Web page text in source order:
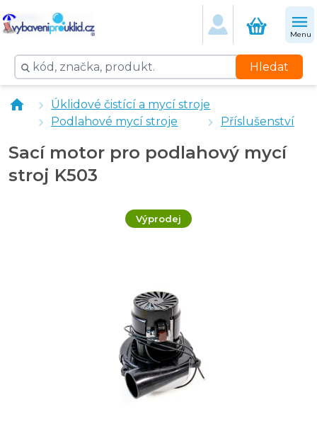
Menu
Hledat
vybaveniprouklid.cz Držák padu pro podlahový mycí
Přední guma pro sací lištu pro podlahový mycí stroj
Zadní guma pro sací lištu pro podlahový mycí stroj
Úklidové čistící a mycí stroje
Podlahové mycí stroje
Příslušenství
Sací motor pro podlahový mycí
stroj K503
Výprodej